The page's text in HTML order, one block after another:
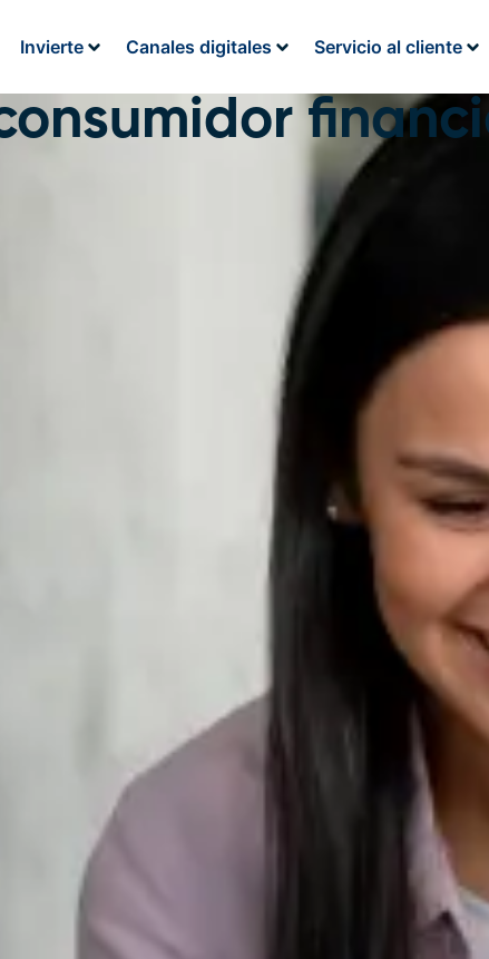
Invierte Canales digitales Servicio al cliente